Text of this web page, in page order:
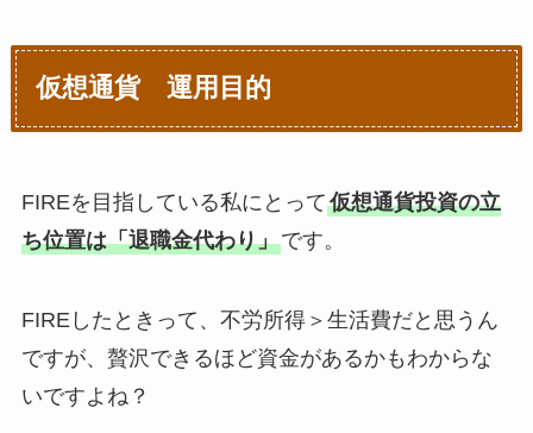
仮想通貨 運用目的
FIREを目指している私にとって仮想通貨投資の立
ち位置は「退職金代わり」です。
FIREしたときって、不労所得＞生活費だと思うん
ですが、贅沢できるほど資金があるかもわからな
いですよね？